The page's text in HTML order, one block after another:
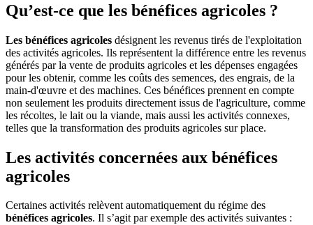
Qu’est-ce que les bénéfices agricoles ?
Les bénéfices agricoles désignent les revenus tirés de l'exploitation
des activités agricoles. Ils représentent la différence entre les revenus
générés par la vente de produits agricoles et les dépenses engagées
pour les obtenir, comme les coûts des semences, des engrais, de la
main-d'œuvre et des machines. Ces bénéfices prennent en compte
non seulement les produits directement issus de l'agriculture, comme
les récoltes, le lait ou la viande, mais aussi les activités connexes,
telles que la transformation des produits agricoles sur place.
Les activités concernées aux bénéfices
agricoles
Certaines activités relèvent automatiquement du régime des
bénéfices agricoles. Il s’agit par exemple des activités suivantes :